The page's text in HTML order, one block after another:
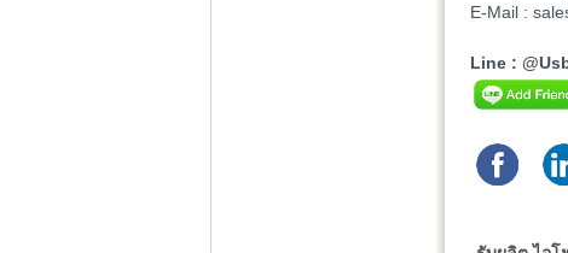
E-Mail :
Line :